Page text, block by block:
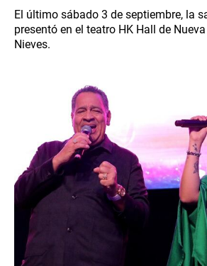
El último sábado 3 de septiembre, la
presentó en el teatro HK Hall de
Nieves.